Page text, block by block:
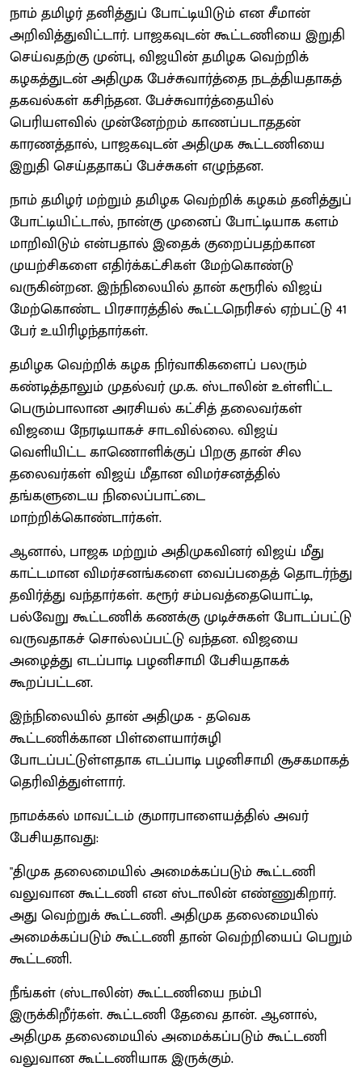
நாம் தமிழர் தனித்துப் போட்டியிடும் என சீமான்
அறிவித்துவிட்டார். பாஜகவுடன் கூட்டணியை இறுதி
செய்வதற்கு முன்பு, விஜயின் தமிழக வெற்றிக்
கழகத்துடன் அதிமுக பேச்சுவார்த்தை நடத்தியதாகத்
தகவல்கள் கசிந்தன. பேச்சுவார்த்தையில்
பெரியளவில் முன்னேற்றம் காணப்படாததன்
காரணத்தால், பாஜகவுடன் அதிமுக கூட்டணியை
இறுதி செய்ததாகப் பேச்சுகள் எழுந்தன.
நாம் தமிழர் மற்றும் தமிழக வெற்றிக் கழகம் தனித்துப்
போட்டியிட்டால், நான்கு முனைப் போட்டியாக களம்
மாறிவிடும் என்பதால் இதைக் குறைப்பதற்கான
முயற்சிகளை எதிர்க்கட்சிகள் மேற்கொண்டு
வருகின்றன. இந்நிலையில் தான் கரூரில் விஜய்
மேற்கொண்ட பிரசாரத்தில் கூட்டநெரிசல் ஏற்பட்டு 41
பேர் உயிரிழந்தார்கள்.
தமிழக வெற்றிக் கழக நிர்வாகிகளைப் பலரும்
கண்டித்தாலும் முதல்வர் மு.க. ஸ்டாலின் உள்ளிட்ட
பெரும்பாலான அரசியல் கட்சித் தலைவர்கள்
விஜயை நேரடியாகச் சாடவில்லை. விஜய்
வெளியிட்ட காணொளிக்குப் பிறகு தான் சில
தலைவர்கள் விஜய் மீதான விமர்சனத்தில்
தங்களுடைய நிலைப்பாட்டை
மாற்றிக்கொண்டார்கள்.
ஆனால், பாஜக மற்றும் அதிமுகவினர் விஜய் மீது
காட்டமான விமர்சனங்களை வைப்பதைத் தொடர்ந்து
தவிர்த்து வந்தார்கள். கரூர் சம்பவத்தையொட்டி,
பல்வேறு கூட்டணிக் கணக்கு முடிச்சுகள் போடப்பட்டு
வருவதாகச் சொல்லப்பட்டு வந்தன. விஜயை
அழைத்து எடப்பாடி பழனிசாமி பேசியதாகக்
கூறப்பட்டன.
இந்நிலையில் தான் அதிமுக - தவெக
கூட்டணிக்கான பிள்ளையார்சுழி
போடப்பட்டுள்ளதாக எடப்பாடி பழனிசாமி சூசகமாகத்
தெரிவித்துள்ளார்.
நாமக்கல் மாவட்டம் குமாரபாளையத்தில் அவர்
பேசியதாவது:
"திமுக தலைமையில் அமைக்கப்படும் கூட்டணி
வலுவான கூட்டணி என ஸ்டாலின் எண்ணுகிறார்.
அது வெற்றுக் கூட்டணி. அதிமுக தலைமையில்
அமைக்கப்படும் கூட்டணி தான் வெற்றியைப் பெறும்
கூட்டணி.
நீங்கள் (ஸ்டாலின்) கூட்டணியை நம்பி
இருக்கிறீர்கள். கூட்டணி தேவை தான். ஆனால்,
அதிமுக தலைமையில் அமைக்கப்படும் கூட்டணி
வலுவான கூட்டணியாக இருக்கும்.